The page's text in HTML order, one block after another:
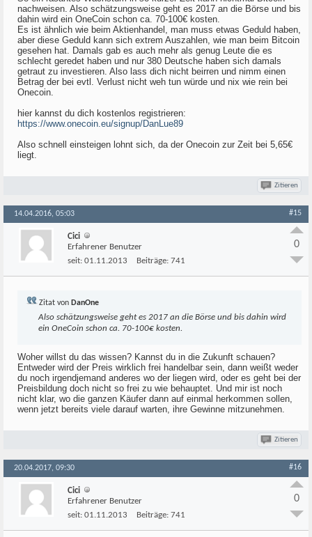
nachweisen. Also schätzungsweise geht es 2017 an die Börse und bis
dahin wird ein OneCoin schon ca. 70-100€ kosten.
Es ist ähnlich wie beim Aktienhandel, man muss etwas Geduld haben,
aber diese Geduld kann sich extrem Auszahlen, wie man beim Bitcoin
gesehen hat. Damals gab es auch mehr als genug Leute die es
schlecht geredet haben und nur 380 Deutsche haben sich damals
getraut zu investieren. Also lass dich nicht beirren und nimm einen
Betrag der bei evtl. Verlust nicht weh tun würde und nix wie rein bei
Onecoin.
hier kannst du dich kostenlos registrieren:
https://www.onecoin.eu/signup/DanLue89
Also schnell einsteigen lohnt sich, da der Onecoin zur Zeit bei 5,65€
liegt.
Zitieren
14.04.2016, 05:03 #15
Cici
Erfahrener Benutzer
seit: 01.11.2013 Beiträge: 741
0
Zitat von DanOne
Also schätzungsweise geht es 2017 an die Börse und bis dahin wird
ein OneCoin schon ca. 70-100€ kosten.
Woher willst du das wissen? Kannst du in die Zukunft schauen?
Entweder wird der Preis wirklich frei handelbar sein, dann weißt weder
du noch irgendjemand anderes wo der liegen wird, oder es geht bei der
Preisbildung doch nicht so frei zu wie behauptet. Und mir ist noch
nicht klar, wo die ganzen Käufer dann auf einmal herkommen sollen,
wenn jetzt bereits viele darauf warten, ihre Gewinne mitzunehmen.
Zitieren
20.04.2017, 09:30 #16
Cici
Erfahrener Benutzer
seit: 01.11.2013 Beiträge: 741
0